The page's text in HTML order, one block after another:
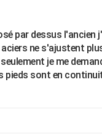
par dessus l'ancien
ne s'ajustent
je me
sont en